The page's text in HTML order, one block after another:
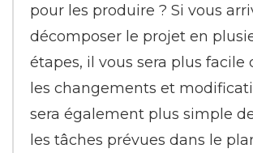
pour les produire ? Si vous
décomposer le projet en
étapes, il vous sera plus facile
les changements et
sera également plus simple
les tâches prévues dans le